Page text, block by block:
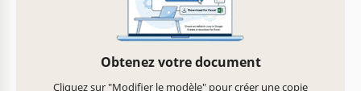
Obtenez votre document
Cliquez sur "Modifier le modèle" pour créer une copie